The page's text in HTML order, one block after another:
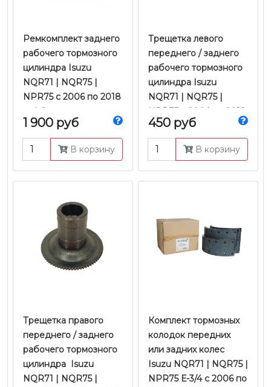
​​​​​​​Ремкомплект заднего
рабочего тормозного
цилиндра Isuzu
NQR71 | NQR75 |
NPR75 с 2006 по 2018
гг. | Оригинал
1 900 руб
В корзину
Трещетка левого
переднего / заднего
рабочего тормозного
цилиндра Isuzu
NQR71 | NQR75 |
NPR75 с 2006 по 2018
гг. | JMC
450 руб
В корзину
Трещетка правого
переднего / заднего
рабочего тормозного
цилиндра Isuzu
NQR71 | NQR75 |
Комплект тормозных
колодок передних
или задних колес
Isuzu NQR71 | NQR75 |
NPR75 Е-3/4 с 2006 по